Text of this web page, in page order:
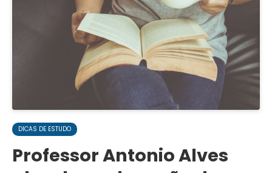
DICAS DE ESTUDO
Professor Antonio Alves